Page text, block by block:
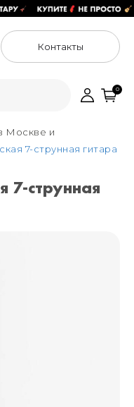
Контакты
36с15,
0
Москве и
7-струнная гитара
7-струнная